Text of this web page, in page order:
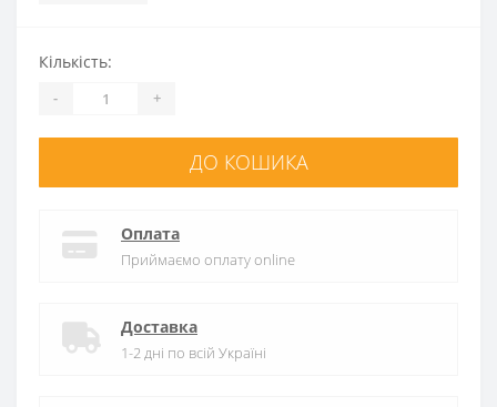
Кількість:
- +
ДО КОШИКА
Оплата
Приймаємо оплату online
Доставка
1-2 дні по всій Україні